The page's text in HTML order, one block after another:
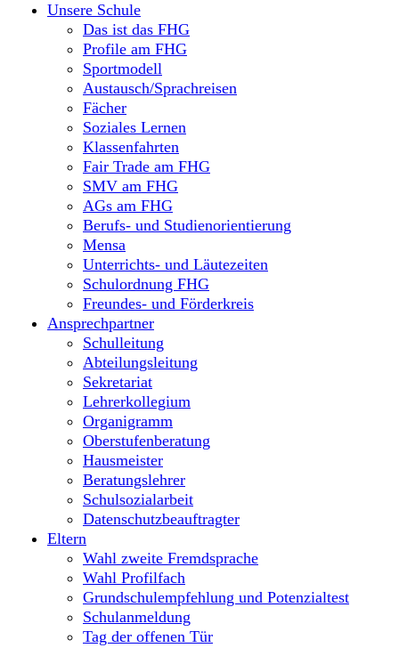
Unsere Schule
Das ist das FHG
Profile am FHG
Sportmodell
Austausch/Sprachreisen
Fächer
Soziales Lernen
Klassenfahrten
Fair Trade am FHG
SMV am FHG
AGs am FHG
Berufs- und Studienorientierung
Mensa
Unterrichts- und Läutezeiten
Schulordnung FHG
Freundes- und Förderkreis
Ansprechpartner
Schulleitung
Abteilungsleitung
Sekretariat
Lehrerkollegium
Organigramm
Oberstufenberatung
Hausmeister
Beratungslehrer
Schulsozialarbeit
Datenschutzbeauftragter
Eltern
Wahl zweite Fremdsprache
Wahl Profilfach
Grundschulempfehlung und Potenzialtest
Schulanmeldung
Tag der offenen Tür